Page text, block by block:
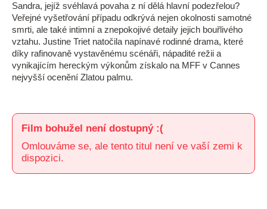
Sandra, jejíž svéhlavá povaha z ní dělá hlavní podezřelou?
Veřejné vyšetřování případu odkrývá nejen okolnosti samotné
smrti, ale také intimní a znepokojivé detaily jejich bouřlivého
vztahu. Justine Triet natočila napínavé rodinné drama, které
díky rafinovaně vystavěnému scénáři, nápadité režii a
vynikajícím hereckým výkonům získalo na MFF v Cannes
nejvyšší ocenění Zlatou palmu.
Film bohužel není dostupný :(
Omlouváme se, ale tento titul není ve vaší zemi k
dispozici.